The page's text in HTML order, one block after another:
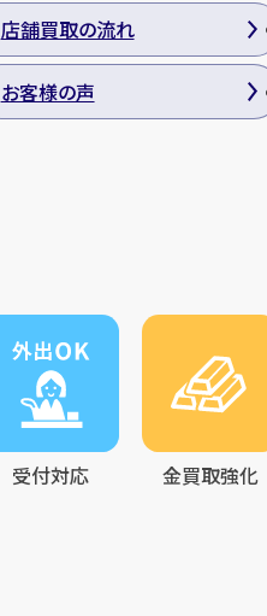
店舗買取の流れ
お客様の声
受付対応 金買取強化